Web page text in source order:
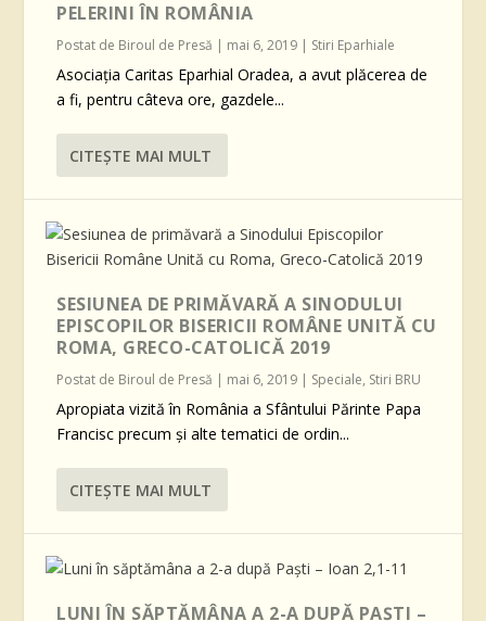
PELERINI ÎN ROMÂNIA
Postat de Biroul de Presă | mai 6, 2019 | Stiri Eparhiale
Asociația Caritas Eparhial Oradea, a avut plăcerea de
a fi, pentru câteva ore, gazdele...
CITEŞTE MAI MULT
SESIUNEA DE PRIMĂVARĂ A SINODULUI
EPISCOPILOR BISERICII ROMÂNE UNITĂ CU
ROMA, GRECO-CATOLICĂ 2019
Postat de Biroul de Presă | mai 6, 2019 | Speciale, Stiri BRU
Apropiata vizită în România a Sfântului Părinte Papa
Francisc precum și alte tematici de ordin...
CITEŞTE MAI MULT
LUNI ÎN SĂPTĂMÂNA A 2-A DUPĂ PAŞTI –